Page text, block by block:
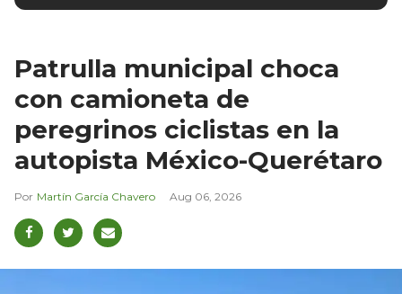
Patrulla municipal choca
con camioneta de
peregrinos ciclistas en la
autopista México-Querétaro
Martín García Chavero Aug 06, 2026